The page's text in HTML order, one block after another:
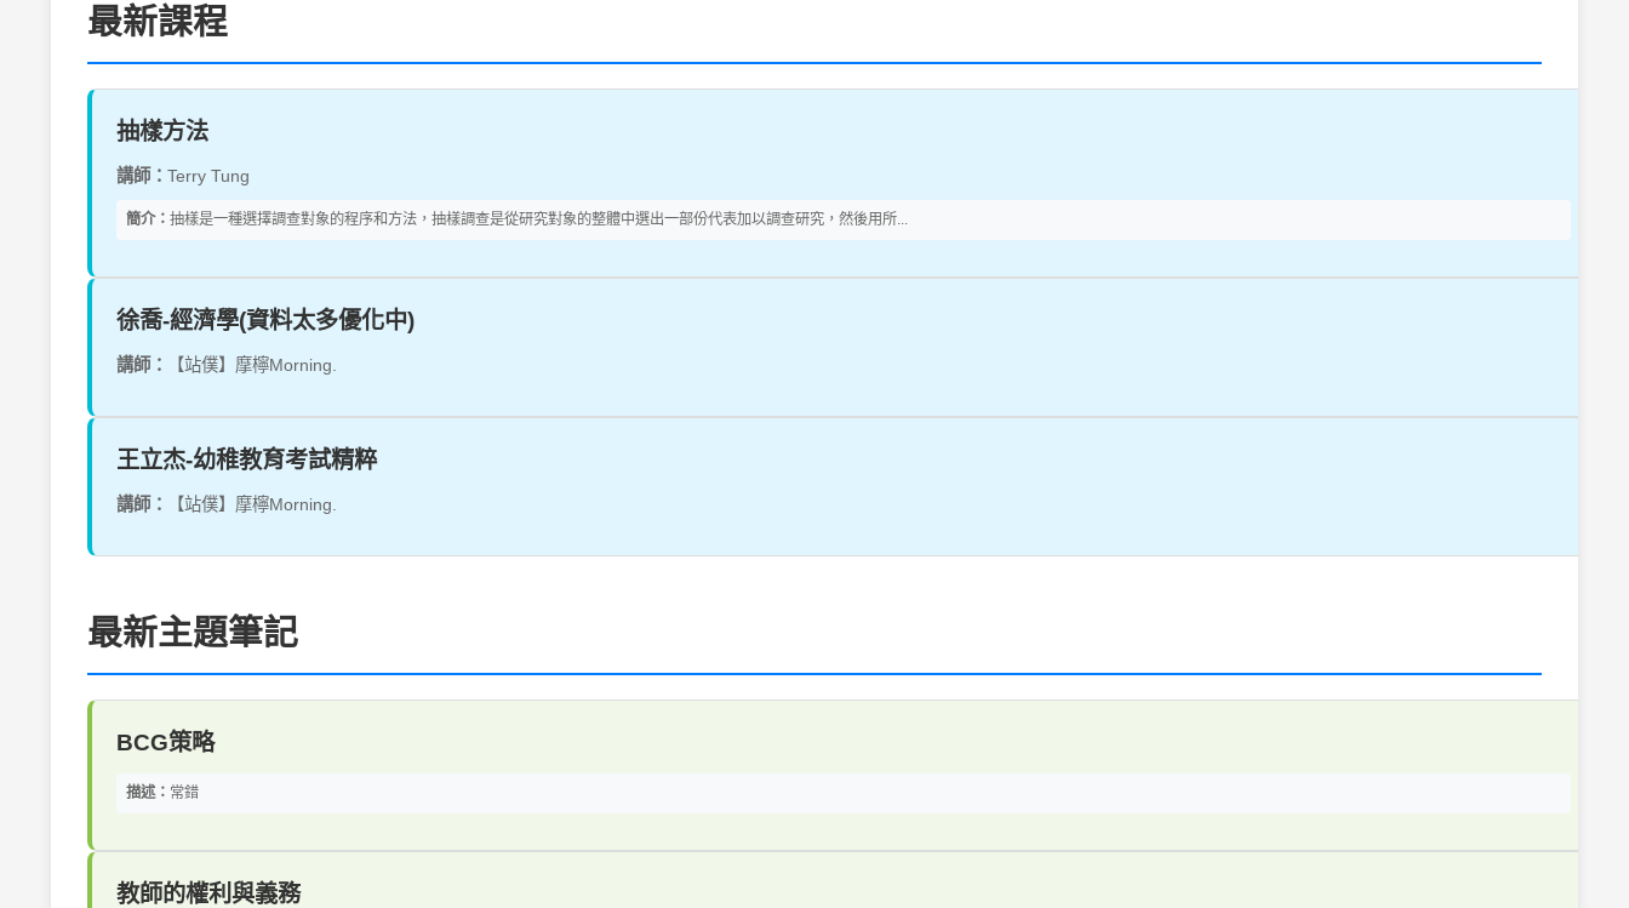
最新課程
抽樣方法
講師： Terry Tung
簡介： 抽樣是一種選擇調查對象的程序和方法，抽樣調查是從研究對象的整體中選出一部份代表加以調查研究，然後用所...
徐喬-經濟學(資料太多優化中)
講師： 【站僕】摩檸Morning.
王立杰-幼稚教育考試精粹
講師： 【站僕】摩檸Morning.
最新主題筆記
BCG策略
描述： 常錯
教師的權利與義務